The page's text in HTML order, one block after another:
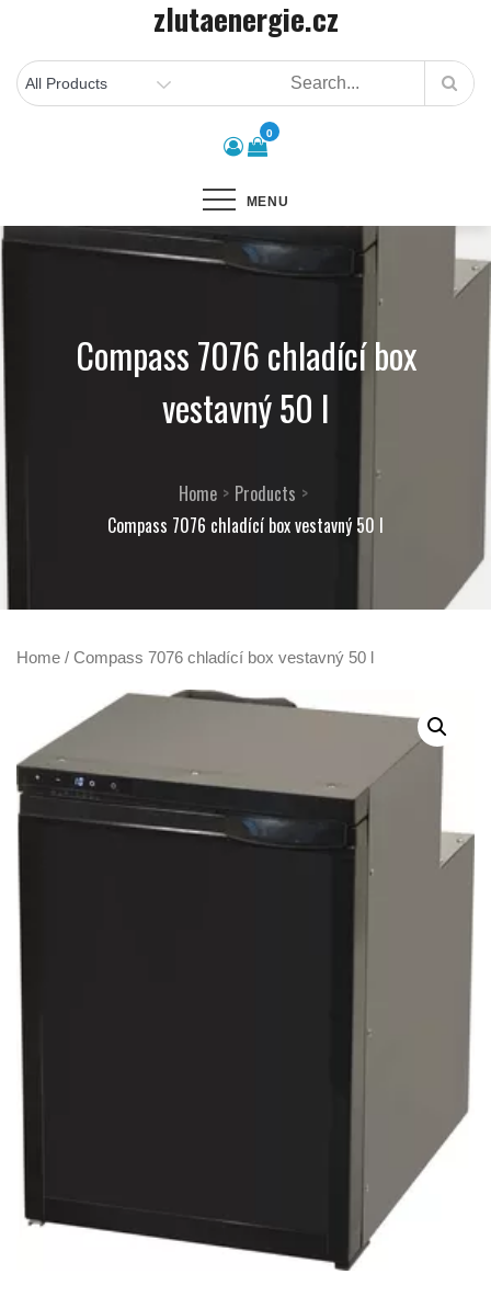
content
zlutaenergie.cz
0
MENU
Compass 7076 chladící box
vestavný 50 l
Home
Products
Compass 7076 chladící box vestavný 50 l
Home / Compass 7076 chladící box vestavný 50 l